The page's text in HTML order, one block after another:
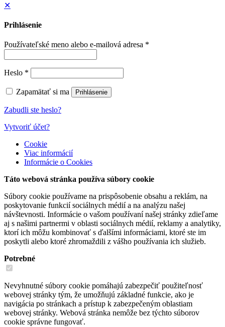
✕
Prihlásenie
Používateľské meno alebo e-mailová adresa *
Heslo *
Zapamätať si ma Prihlásenie
Zabudli ste heslo?
Vytvoriť účet?
Cookie
Viac informácií
Informácie o Cookies
Táto webová stránka používa súbory cookie
Súbory cookie používame na prispôsobenie obsahu a reklám, na
poskytovanie funkcií sociálnych médií a na analýzu našej
návštevnosti. Informácie o vašom používaní našej stránky zdieľame
aj s našimi partnermi v oblasti sociálnych médií, reklamy a analytiky,
ktorí ich môžu kombinovať s ďalšími informáciami, ktoré ste im
poskytli alebo ktoré zhromaždili z vášho používania ich služieb.
Potrebné
Nevyhnutné súbory cookie pomáhajú zabezpečiť použiteľnosť
webovej stránky tým, že umožňujú základné funkcie, ako je
navigácia po stránkach a prístup k zabezpečeným oblastiam
webovej stránky. Webová stránka nemôže bez týchto súborov
cookie správne fungovať.